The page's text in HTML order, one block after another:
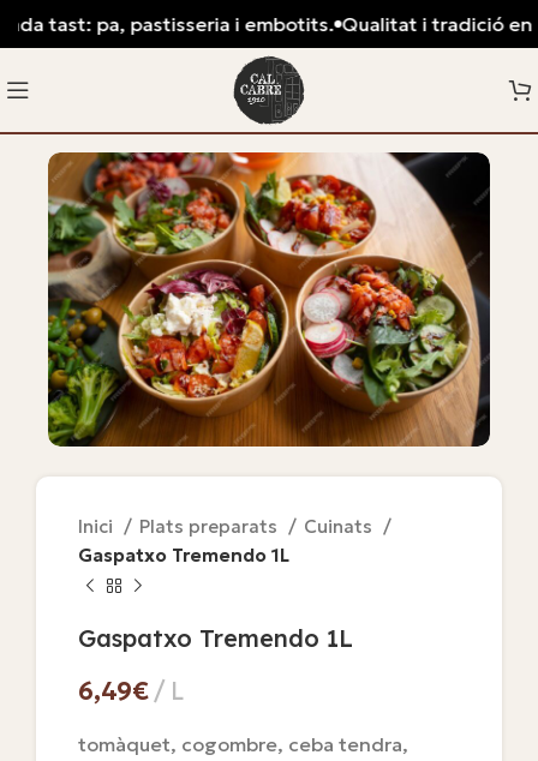
Inici Plats preparats
Cuinats
Gaspatxo Tremendo 1L
Gaspatxo Tremendo 1L
€
tomàquet, cogombre, ceba tendra,
tast: pa, pastisseria i embotits. Qualitat i tradició en